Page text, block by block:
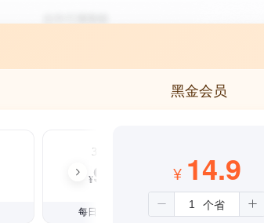
黑金会员
3个月
¥99
每日仅1.08元
¥ 14.9